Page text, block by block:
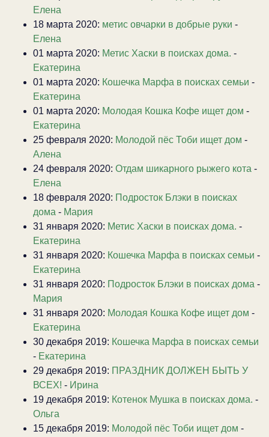
Елена
18 марта 2020: метис овчарки в добрые руки -
Елена
01 марта 2020: Метис Хаски в поисках дома. -
Екатерина
01 марта 2020: Кошечка Марфа в поисках семьи -
Екатерина
01 марта 2020: Молодая Кошка Кофе ищет дом -
Екатерина
25 февраля 2020: Молодой пёс Тоби ищет дом -
Алена
24 февраля 2020: Отдам шикарного рыжего кота -
Елена
18 февраля 2020: Подросток Блэки в поисках
дома - Мария
31 января 2020: Метис Хаски в поисках дома. -
Екатерина
31 января 2020: Кошечка Марфа в поисках семьи -
Екатерина
31 января 2020: Подросток Блэки в поисках дома -
Мария
31 января 2020: Молодая Кошка Кофе ищет дом -
Екатерина
30 декабря 2019: Кошечка Марфа в поисках семьи
- Екатерина
29 декабря 2019: ПРАЗДНИК ДОЛЖЕН БЫТЬ У
ВСЕХ! - Ирина
19 декабря 2019: Котенок Мушка в поисках дома. -
Ольга
15 декабря 2019: Молодой пёс Тоби ищет дом -